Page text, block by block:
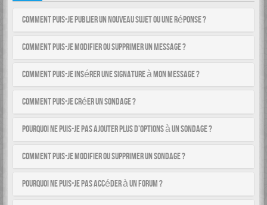
Comment puis-je publier un nouveau sujet ou une réponse ?
Comment puis-je modifier ou supprimer un message ?
Comment puis-je insérer une signature à mon message ?
Comment puis-je créer un sondage ?
Pourquoi ne puis-je pas ajouter plus d’options à un sondage ?
Comment puis-je modifier ou supprimer un sondage ?
Pourquoi ne puis-je pas accéder à un forum ?